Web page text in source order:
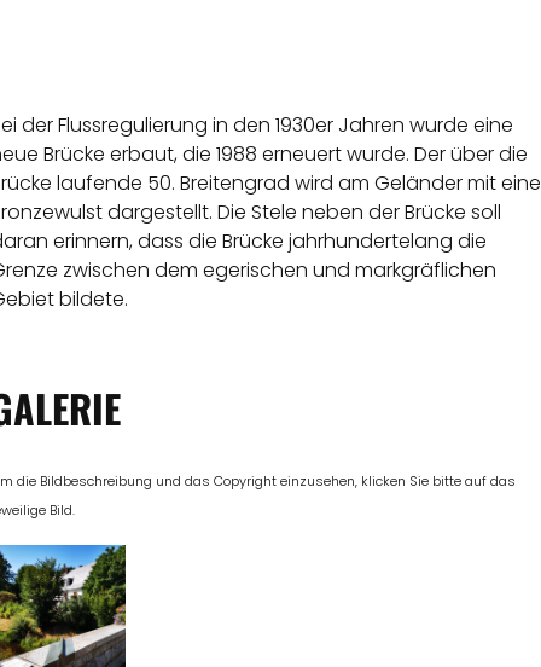
der Flussregulierung in den 1930er Jahren wurde eine
Brücke erbaut, die 1988 erneuert wurde. Der über die
laufende 50. Breitengrad wird am Geländer mit
dargestellt. Die Stele neben der Brücke soll
erinnern, dass die Brücke jahrhundertelang die
zwischen dem egerischen und markgräflichen
bildete.
die Bildbeschreibung und das Copyright einzusehen, klicken Sie bitte auf das
Bild.